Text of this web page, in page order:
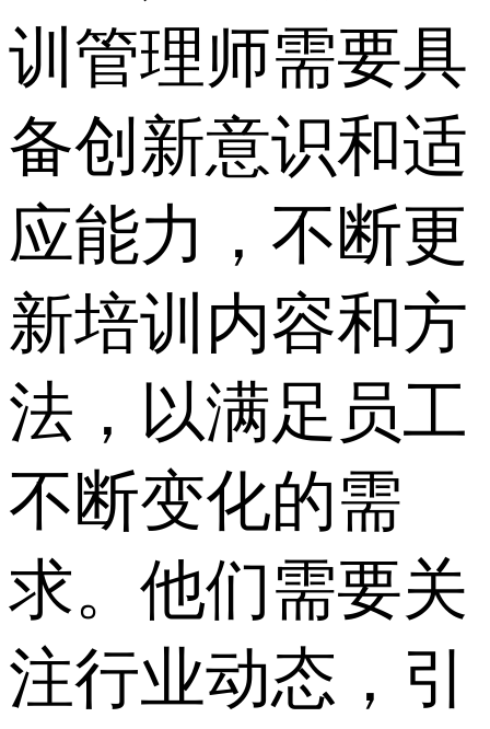
训管理师需要具
备创新意识和适
应能力，不断更
新培训内容和方
法，以满足员工
不断变化的需
求。他们需要关
注行业动态，引